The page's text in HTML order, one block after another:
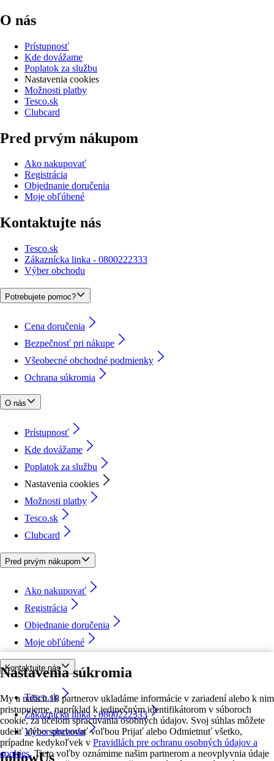
Nastavenia súkromia
My a našich 18 partnerov ukladáme informácie v zariadení alebo k nim
pristupujeme, napríklad k jedinečným identifikátorom v súboroch
cookie, za účelom spracúvania osobných údajov. Svoj súhlas môžete
udeliť alebo spravovať voľbou Prijať alebo Odmietnuť všetko,
prípadne kedykoľvek v Pravidlách pre ochranu osobných údajov a
cookies. Tieto voľby oznámime našim partnerom a neovplyvnia údaje
O nás
Prístupnosť
Kde dovážame
Poplatok za službu
Nastavenia cookies
Možnosti platby
Tesco.sk
Clubcard
Pred prvým nákupom
Ako nakupovať
Registrácia
Objednanie doručenia
Moje obľúbené
Kontaktujte nás
Tesco.sk
Zákaznícka linka - 0800222333
Výber obchodu
Potrebujete pomoc?
Cena doručenia
Bezpečnosť pri nákupe
Všeobecné obchodné podmienky
Ochrana súkromia
O nás
Prístupnosť
Kde dovážame
Poplatok za službu
Nastavenia cookies
Možnosti platby
Tesco.sk
Clubcard
Pred prvým nákupom
Ako nakupovať
Registrácia
Objednanie doručenia
Moje obľúbené
Kontaktujte nás
Tesco.sk
Zákaznícka linka - 0800222333
Výber obchodu
followUs